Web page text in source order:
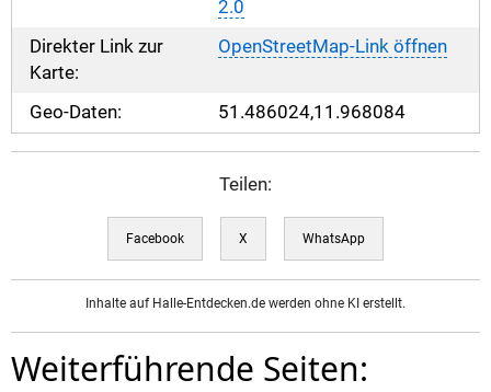
2.0
Direkter Link zur
Karte:
OpenStreetMap-Link öffnen
Geo-Daten: 51.486024,11.968084
Teilen:
Facebook X WhatsApp
Inhalte auf Halle-Entdecken.de werden ohne KI erstellt.
Weiterführende Seiten: